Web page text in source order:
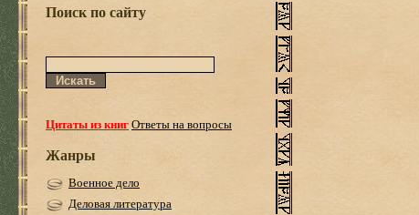
Поиск по сайту
Цитаты из книгОтветы на вопросы
Жанры
Военное дело
Деловая литература